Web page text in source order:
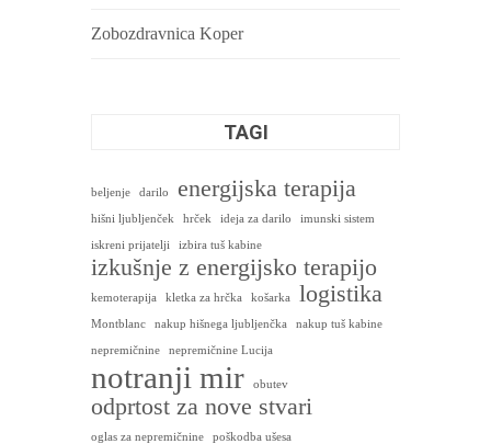
Zobozdravnica Koper
TAGI
beljenje darilo energijska terapija
hišni ljubljenček hrček ideja za darilo imunski sistem
iskreni prijatelji izbira tuš kabine
izkušnje z energijsko terapijo
kemoterapija kletka za hrčka košarka logistika
Montblanc nakup hišnega ljubljenčka nakup tuš kabine
nepremičnine nepremičnine Lucija
notranji mir obutev
odprtost za nove stvari
oglas za nepremičnine poškodba ušesa